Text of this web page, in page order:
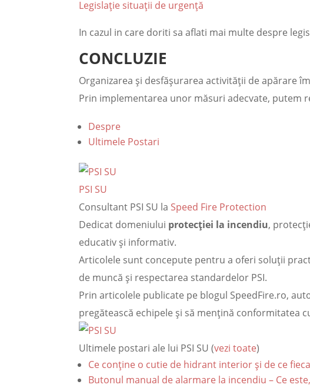
Legislație situații de urgență
In cazul in care doriti sa aflati mai multe despre
CONCLUZIE
Organizarea și desfășurarea activității de apărare
Prin implementarea unor măsuri adecvate, putem
Despre
Ultimele Postari
PSI SU
Consultant PSI SU la Speed Fire Protection
Dedicat domeniului protecției la incendiu,
educativ și informativ.
Articolele sunt concepute pentru a oferi soluții
de muncă și respectarea standardelor PSI.
Prin articolele publicate pe blogul SpeedFire.ro,
pregătească echipele și să mențină conformitatea
Ultimele postari ale lui PSI SU(vezi toate)
Ce conține o cutie de hidrant interior și de ce
Butonul manual de alarmare la incendiu – Ce